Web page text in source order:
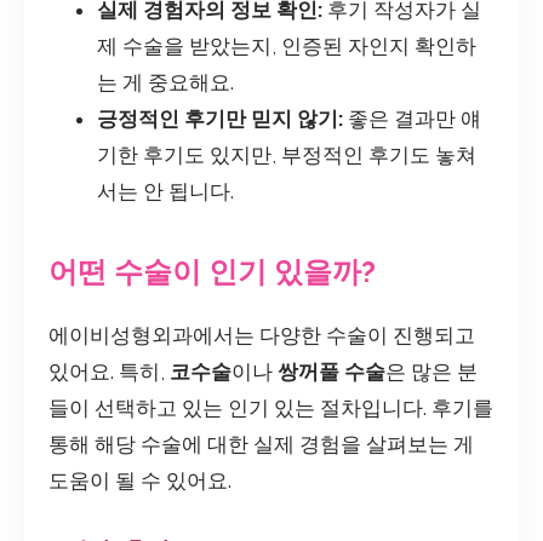
실제 경험자의 정보 확인: 후기 작성자가 실
제 수술을 받았는지, 인증된 자인지 확인하
는 게 중요해요.
긍정적인 후기만 믿지 않기: 좋은 결과만 얘
기한 후기도 있지만, 부정적인 후기도 놓쳐
서는 안 됩니다.
어떤 수술이 인기 있을까?
에이비성형외과에서는 다양한 수술이 진행되고
있어요. 특히, 코수술이나 쌍꺼풀 수술은 많은 분
들이 선택하고 있는 인기 있는 절차입니다. 후기를
통해 해당 수술에 대한 실제 경험을 살펴보는 게
도움이 될 수 있어요.